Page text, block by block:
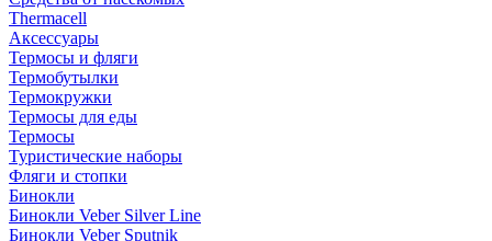
Thermacell
Аксессуары
Термосы и фляги
Термобутылки
Термокружки
Термосы для еды
Термосы
Туристические наборы
Фляги и стопки
Бинокли
Бинокли Veber Silver Line
Бинокли Veber Sputnik